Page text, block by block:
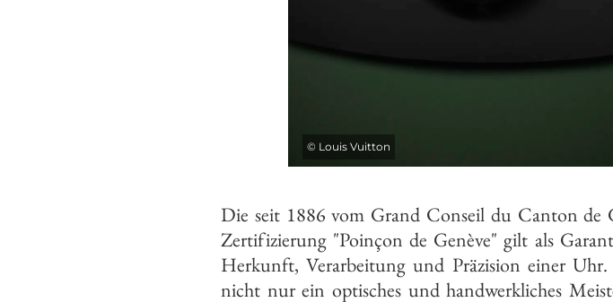
© Louis Vuitton
Die seit 1886 vom Grand Conseil du Canton de
Zertifizierung "Poinçon de Genève" gilt als
Herkunft, Verarbeitung und Präzision einer
nicht nur ein optisches und handwerkliches